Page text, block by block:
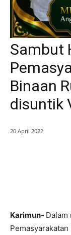
Sambut
Binaan
disuntik
20 April 2022
Karimun-